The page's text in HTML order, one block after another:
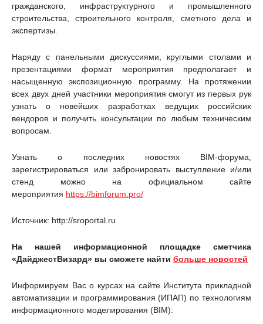
гражданского, инфраструктурного и промышленного
строительства, строительного контроля, сметного дела и
экспертизы.
Наряду с панельными дискуссиями, круглыми столами и
презентациями формат мероприятия предполагает и
насыщенную экспозиционную программу. На протяжении
всех двух дней участники мероприятия смогут из первых рук
узнать о новейших разработках ведущих российских
вендоров и получить консультации по любым техническим
вопросам.
Узнать о последних новостях BIM-форума,
зарегистрироваться или забронировать выступление и/или
стенд можно на официальном сайте
мероприятия https://bimforum.pro/
Источник: http://sroportal.ru
На нашей информационной площадке сметчика
«ДайджестВизард» вы сможете найти больше новостей
Информируем Вас о курсах на сайте Института прикладной
автоматизации и программирования (ИПАП) по технологиям
информационного моделирования (BIM):